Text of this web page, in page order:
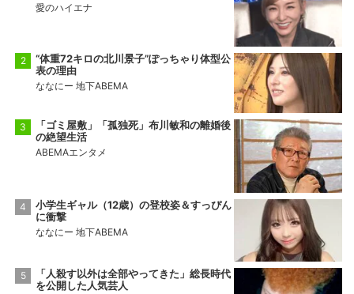
愛のハイエナ
“体重72キロの北川景子”ぽっちゃり体型公
表の理由
ななにー 地下ABEMA
「ゴミ屋敷」「孤独死」布川敏和の離婚後
の絶望生活
ABEMAエンタメ
小学生ギャル（12歳）の登校姿＆すっぴん
に衝撃
ななにー 地下ABEMA
「人殺す以外は全部やってきた」総長時代
を公開した人気芸人